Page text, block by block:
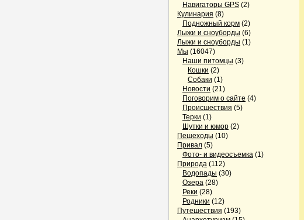
Навигаторы GPS (2)
Кулинария (8)
Подножный корм (2)
Лыжи и сноуборды (6)
Лыжи и сноуборды (1)
Мы (16047)
Наши питомцы (3)
Кошки (2)
Собаки (1)
Новости (21)
Поговорим о сайте (4)
Происшествия (5)
Терки (1)
Шутки и юмор (2)
Пешеходы (10)
Привал (5)
Фото- и видеосъемка (1)
Природа (112)
Водопады (30)
Озера (28)
Реки (28)
Родники (12)
Путешествия (193)